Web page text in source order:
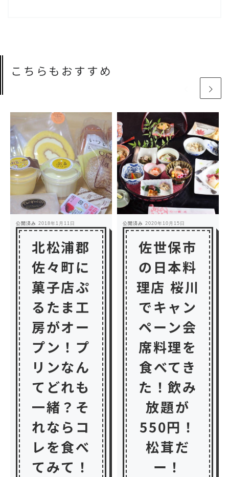
こちらもおすすめ
公開済み 2018年1月11日
北松浦郡
佐々町に
菓子店ぷ
るたま工
房がオー
プン！プ
リンなん
てどれも
一緒？そ
れならコ
レを食べ
てみて！
公開済み 2020年10月15日
佐世保市
の日本料
理店 桜川
でキャン
ペーン会
席料理を
食べてき
た！飲み
放題が
550円！
松茸だ
ー！